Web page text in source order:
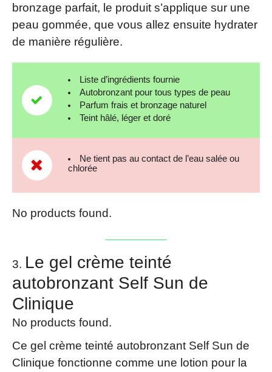
bronzage parfait, le produit s’applique sur une
peau gommée, que vous allez ensuite hydrater
de manière régulière.
Liste d’ingrédients fournie
Autobronzant pour tous types de peau
Parfum frais et bronzage naturel
Teint hâlé, léger et doré
Ne tient pas au contact de l’eau salée ou
chlorée
No products found.
Le gel crème teinté
autobronzant Self Sun de
Clinique
No products found.
Ce gel crème teinté autobronzant Self Sun de
Clinique fonctionne comme une lotion pour la